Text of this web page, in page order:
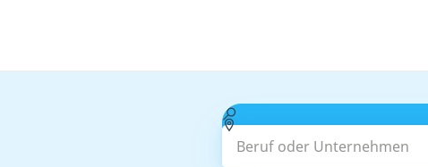
Beruf oder Unternehmen